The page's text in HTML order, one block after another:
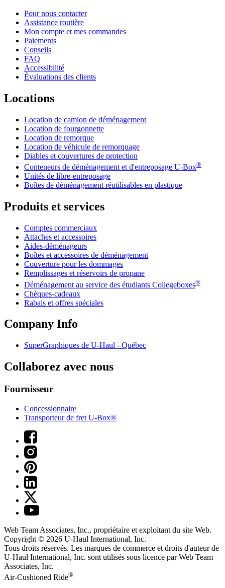
Pour nous contacter
Assistance routière
Mon compte et mes commandes
Paiements
Conseils
FAQ
Accessibilité
Évaluations des clients
Locations
Location de camion de déménagement
Location de fourgonnette
Location de remorque
Location de véhicule de remorquage
Diables et couvertures de protection
Conteneurs de déménagement et d'entreposage U-Box®
Unités de libre-entreposage
Boîtes de déménagement réutilisables en plastique
Produits et services
Comptes commerciaux
Attaches et accessoires
Aides-déménageurs
Boîtes et accessoires de déménagement
Couverture pour les dommages
Remplissages et réservoirs de propane
Déménagement au service des étudiants Collegeboxes®
Chèques-cadeaux
Rabais et offres spéciales
Company Info
SuperGraphiques de U-Haul - Québec
Collaborez avec nous
Fournisseur
Concessionnaire
Transporteur de fret U-Box®
Web Team Associates, Inc., propriétaire et exploitant du site Web.
Copyright © 2026 U-Haul International, Inc.
Tous droits réservés. Les marques de commerce et droits d'auteur de
U-Haul International, Inc. sont utilisés sous licence par Web Team
Associates, Inc.
Air-Cushioned Ride®